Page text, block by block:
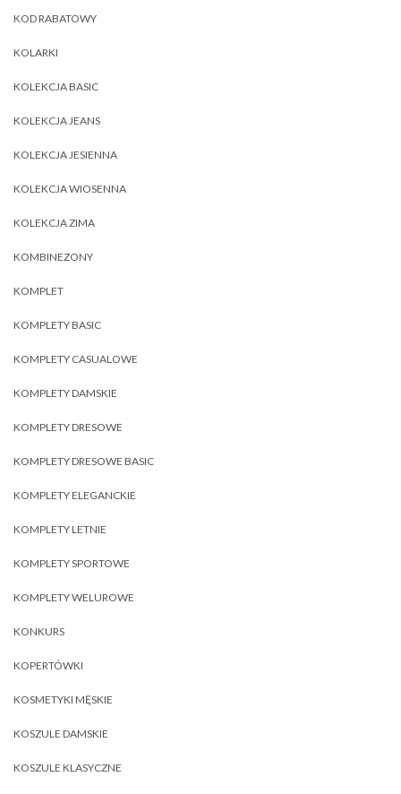
KOD RABATOWY
KOLARKI
KOLEKCJA BASIC
KOLEKCJA JEANS
KOLEKCJA JESIENNA
KOLEKCJA WIOSENNA
KOLEKCJA ZIMA
KOMBINEZONY
KOMPLET
KOMPLETY BASIC
KOMPLETY CASUALOWE
KOMPLETY DAMSKIE
KOMPLETY DRESOWE
KOMPLETY DRESOWE BASIC
KOMPLETY ELEGANCKIE
KOMPLETY LETNIE
KOMPLETY SPORTOWE
KOMPLETY WELUROWE
KONKURS
KOPERTÓWKI
KOSMETYKI MĘSKIE
KOSZULE DAMSKIE
KOSZULE KLASYCZNE